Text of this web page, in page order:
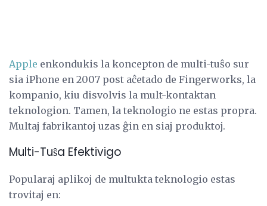
Apple enkondukis la koncepton de multi-tuŝo sur
sia iPhone en 2007 post aĉetado de Fingerworks, la
kompanio, kiu disvolvis la mult-kontaktan
teknologion. Tamen, la teknologio ne estas propra.
Multaj fabrikantoj uzas ĝin en siaj produktoj.
Multi-Tuŝa Efektivigo
Popularaj aplikoj de multukta teknologio estas
trovitaj en: